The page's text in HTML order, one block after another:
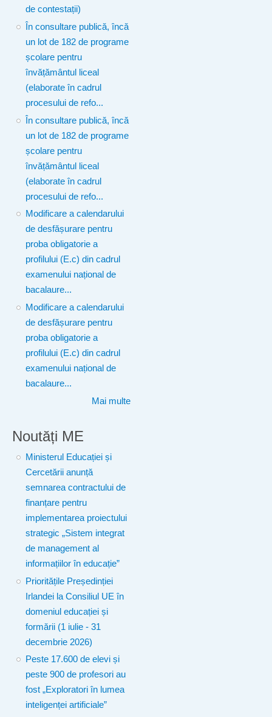
de contestații)
În consultare publică, încă
un lot de 182 de programe
școlare pentru
învățământul liceal
(elaborate în cadrul
procesului de refo...
În consultare publică, încă
un lot de 182 de programe
școlare pentru
învățământul liceal
(elaborate în cadrul
procesului de refo...
Modificare a calendarului
de desfășurare pentru
proba obligatorie a
profilului (E.c) din cadrul
examenului național de
bacalaure...
Modificare a calendarului
de desfășurare pentru
proba obligatorie a
profilului (E.c) din cadrul
examenului național de
bacalaure...
Mai multe
Noutăți ME
Ministerul Educației și
Cercetării anunță
semnarea contractului de
finanțare pentru
implementarea proiectului
strategic „Sistem integrat
de management al
informațiilor în educație”
Prioritățile Președinției
Irlandei la Consiliul UE în
domeniul educației și
formării (1 iulie - 31
decembrie 2026)
Peste 17.600 de elevi și
peste 900 de profesori au
fost „Exploratori în lumea
inteligenței artificiale”